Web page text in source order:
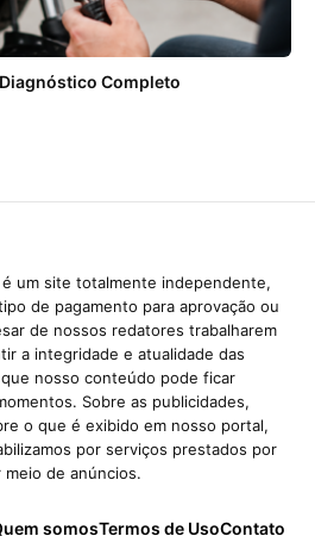
Completo
é um site totalmente independente,
de pagamento para aprovação ou
de nossos redatores trabalharem
a integridade e atualidade das
nosso conteúdo pode ficar
Sobre as publicidades,
o que é exibido em nosso portal,
por serviços prestados por
de anúncios.
somosTermos de UsoContato